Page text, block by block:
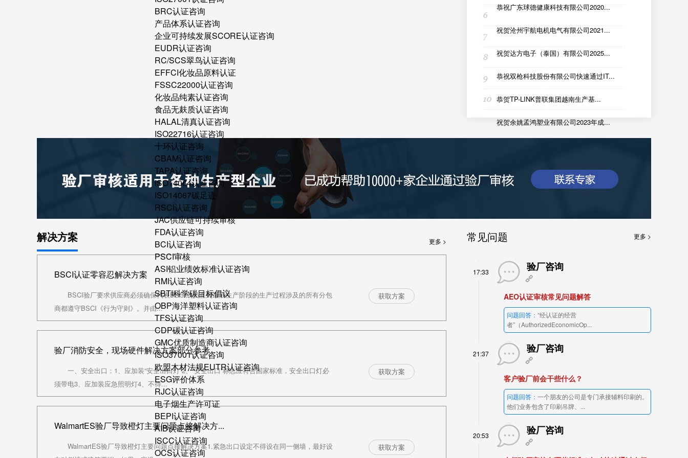
BRC认证咨询
产品体系认证咨询
企业可持续发展SCORE认证咨询
EUDR认证咨询
RC/SCS翠鸟认证咨询
EFFCI化妆品原料认证
FSSC22000认证咨询
化妆品纯素认证咨询
食品无麸质认证咨询
HALAL清真认证咨询
ISO22716认证咨询
十环认证咨询
CBAM认证咨询
TAPA认证咨询
ISO14064认证咨询
ISO14067碳足迹
RSCI认证咨询
JAC供应链可持续审核
FDA认证咨询
BCI认证咨询
PSCI审核
ASI铝业绩效标准认证咨询
RMI认证咨询
SBTI科学碳目标倡议
OBP海洋塑料认证咨询
TFS认证咨询
CDP碳认证咨询
GMC优质制造商认证咨询
ISO37001认证咨询
欧盟木材法规EUTR认证咨询
ESG评价体系
RJC认证咨询
电子烟生产许可证
BEPI认证咨询
AIB认证咨询
ISCC认证咨询
OCS认证咨询
恭祝广东球德健康科技有限公司2020...
祝贺沧州宇航电机电气有限公司2021...
祝贺达方电子（泰国）有限公司2025...
恭祝双枪科技股份有限公司快速通过IT...
恭贺TP-LINK普联集团越南生产基...
祝贺余姚孟鸿塑业有限公司2023年成...
更多 >
解决方案
BSCI认证零容忍解决方案
BSCI验厂要求供应商必须确保代表BSCI成员直到最后生产阶段的生产过程涉及的所有分包
商都遵守BSCI《行为守则》。并由...
获取方案
验厂消防安全，现场硬件解决方案部分参考
一、安全出口：1、应加装“安全出口灯”2、“安全出口”标志应符合国家标准，安全出口灯必
须带电3、应加装应急照明灯4、不得...
获取方案
WalmartES验厂导致橙灯主要问题点接解决方...
WalmartES验厂导致橙灯主要问题点接解决方案1.紧急出口设定不得设在同一侧墙，最好设
获取方案
更多 >
常见问题
17:33 验厂咨询
AEO认证审核常见问题解答
问题回答： “经认证的经营
者”（AuthorizedEconomicOp...
21:37 验厂咨询
客户验厂前会干些什么？
问题回答： 一个朋友的公司是专门承接辅料印刷的。
他们业务包含了印刷吊牌、...
20:53 验厂咨询